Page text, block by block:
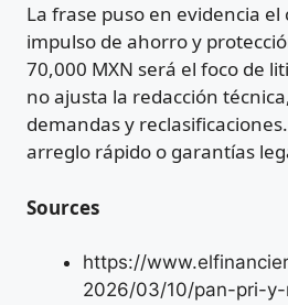
La frase puso en evidencia
impulso de ahorro y
70,000 MXN será el foco de
no ajusta la redacción
demandas y
arreglo rápido o garantías
Sources
https://
2026/03/10/pan-pri-